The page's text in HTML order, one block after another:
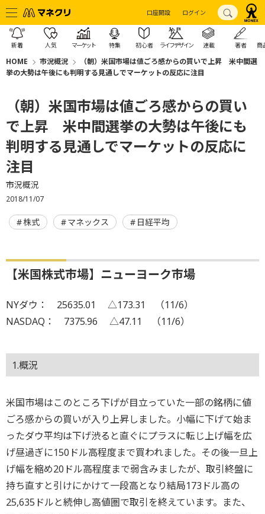
口座開設 ログイン
新着 人気 マーケット 特集 初心者 ライフデザイン 連載 著者 商
HOME 市況概況
（朝）米国市場は値ごろ感からの買いで上昇 米中間選
挙の大勢は午後にも判明する見通しでマーケットの反応に注目
（朝）米国市場は値ごろ感からの買い
で上昇 米中間選挙の大勢は午後にも
判明する見通しでマーケットの反応に
注目
市況概況
2018/11/07
株式 マネックス 日経平均
【米国株式市場】ニューヨーク市場
NYダウ： 25635.01 △173.31 （11/6）
NASDAQ： 7375.96 △47.11 （11/6）
1.概況
米国市場はこのところ下げが目立っていた一部の銘柄に値
ごろ感からの買いが入り上昇しました。小幅に下げて始ま
ったダウ平均は下げ渋ると直ぐにプラスに転じ上げ幅を広
げ昼過ぎに150ドル高程度まで買われました。その後一旦上
げ幅を縮め20ドル高程度まで弱含みましたが、取引終盤に
持ち直すと引けにかけて一段高となり結局173ドル高の
25,635ドルと続伸し高値圏で取引を終えています。また、